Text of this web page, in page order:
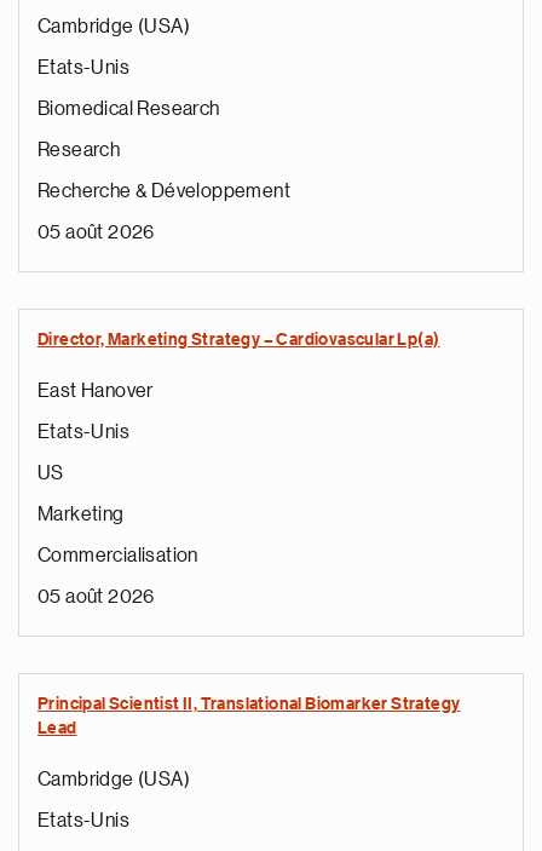
Cambridge (USA)
Etats-Unis
Biomedical Research
Research
Recherche & Développement
05 août 2026
Director, Marketing Strategy – Cardiovascular Lp(a)
East Hanover
Etats-Unis
US
Marketing
Commercialisation
05 août 2026
Principal Scientist II, Translational Biomarker Strategy
Lead
Cambridge (USA)
Etats-Unis